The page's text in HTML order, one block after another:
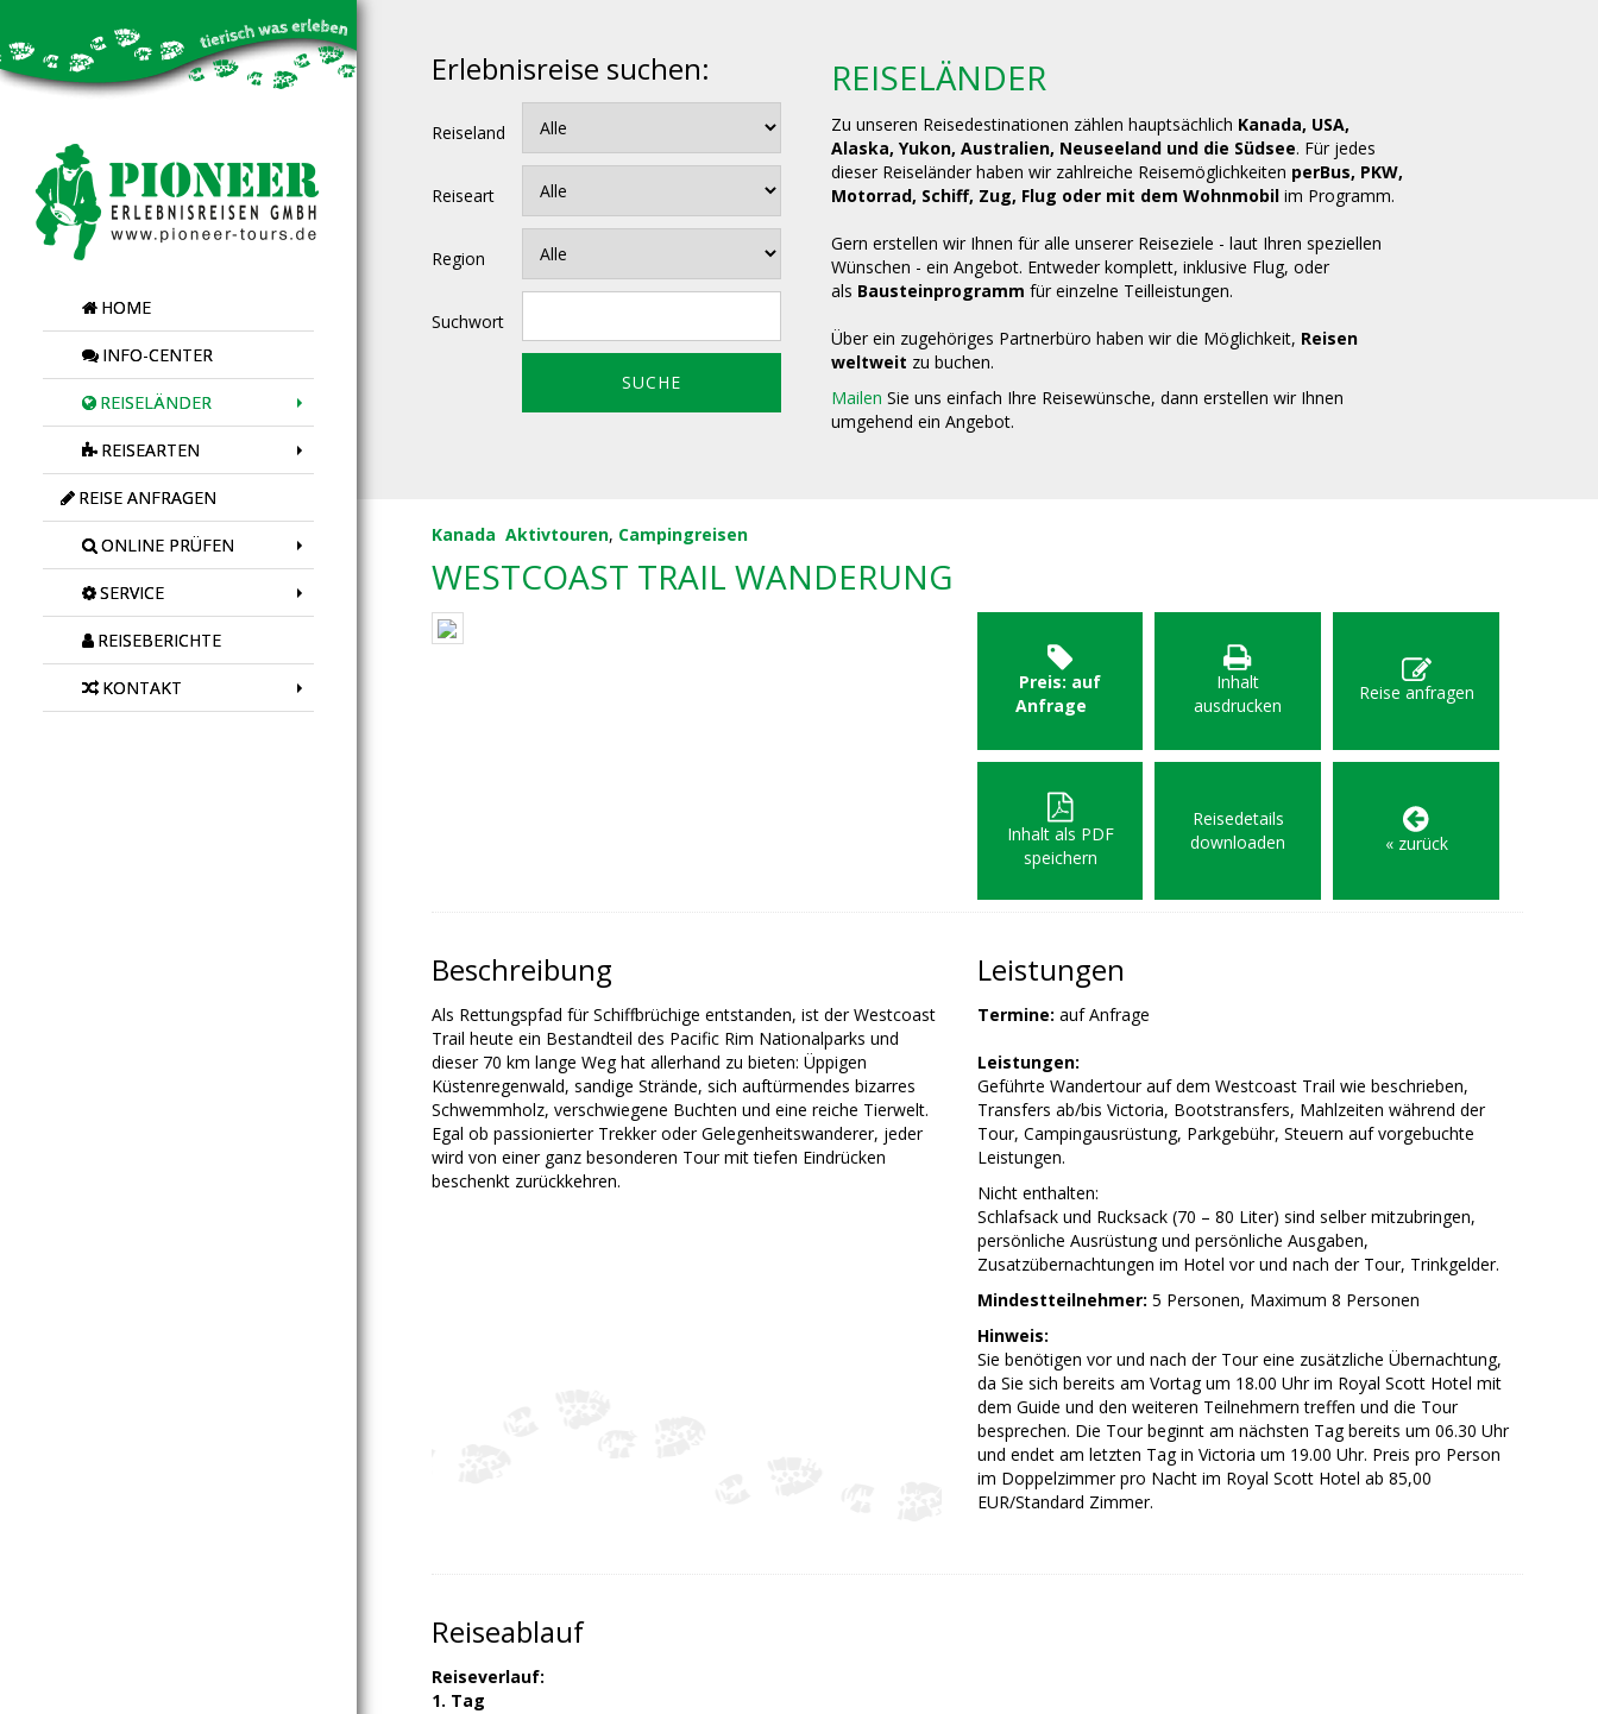
HOME
INFO-CENTER
REISELÄNDER
REISEARTEN
REISE ANFRAGEN
ONLINE PRÜFEN
SERVICE
REISEBERICHTE
KONTAKT
Erlebnisreise suchen:
Reiseland
Reiseart
Region
Suchwort
REISELÄNDER
Zu unseren Reisedestinationen zählen hauptsächlich Kanada, USA,
Alaska, Yukon, Australien, Neuseeland und die Südsee. Für jedes
dieser Reiseländer haben wir zahlreiche Reisemöglichkeiten perBus, PKW,
Motorrad, Schiff, Zug, Flug oder mit dem Wohnmobilim Programm.
Gern erstellen wir Ihnen für alle unserer Reiseziele - laut Ihren speziellen
Wünschen - ein Angebot. Entweder komplett, inklusive Flug, oder
als Bausteinprogramm für einzelne Teilleistungen.
Über ein zugehöriges Partnerbüro haben wir die Möglichkeit, Reisen
weltweit zu buchen.
Mailen Sie uns einfach Ihre Reisewünsche, dann erstellen wir Ihnen
umgehend ein Angebot.
Kanada Aktivtouren, Campingreisen
WESTCOAST TRAIL WANDERUNG
Preis: auf
Anfrage
Inhalt
ausdrucken
Reise anfragen
Inhalt als PDF
speichern
Reisedetails
downloaden
« zurück
Beschreibung
Als Rettungspfad für Schiffbrüchige entstanden, ist der Westcoast
Trail heute ein Bestandteil des Pacific Rim Nationalparks und
dieser 70 km lange Weg hat allerhand zu bieten: Üppigen
Küstenregenwald, sandige Strände, sich auftürmendes bizarres
Schwemmholz, verschwiegene Buchten und eine reiche Tierwelt.
Egal ob passionierter Trekker oder Gelegenheitswanderer, jeder
wird von einer ganz besonderen Tour mit tiefen Eindrücken
beschenkt zurückkehren.
Leistungen
Termine: auf Anfrage
Leistungen:
Geführte Wandertour auf dem Westcoast Trail wie beschrieben,
Transfers ab/bis Victoria, Bootstransfers, Mahlzeiten während der
Tour, Campingausrüstung, Parkgebühr, Steuern auf vorgebuchte
Leistungen.
Nicht enthalten:
Schlafsack und Rucksack (70 – 80 Liter) sind selber mitzubringen,
persönliche Ausrüstung und persönliche Ausgaben,
Zusatzübernachtungen im Hotel vor und nach der Tour, Trinkgelder.
Mindestteilnehmer: 5 Personen, Maximum 8 Personen
Hinweis:
Sie benötigen vor und nach der Tour eine zusätzliche Übernachtung,
da Sie sich bereits am Vortag um 18.00 Uhr im Royal Scott Hotel mit
dem Guide und den weiteren Teilnehmern treffen und die Tour
besprechen. Die Tour beginnt am nächsten Tag bereits um 06.30 Uhr
und endet am letzten Tag in Victoria um 19.00 Uhr. Preis pro Person
im Doppelzimmer pro Nacht im Royal Scott Hotel ab 85,00
EUR/Standard Zimmer.
Reiseablauf
Reiseverlauf:
1. Tag